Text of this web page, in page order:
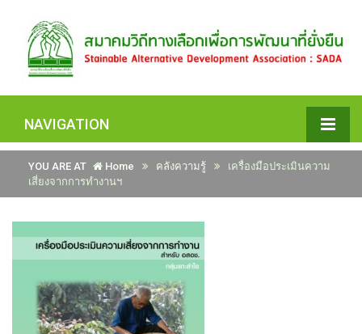
NAVIGATION
YOU ARE AT Home คลังความรู้
เครื่องมือประเมินความ
เสี่ยงจากการทำงานฯ